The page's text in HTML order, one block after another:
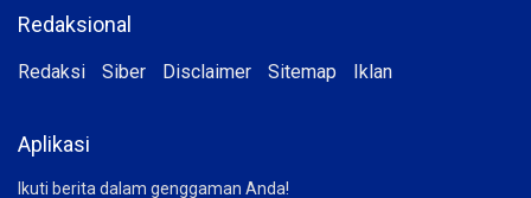
Redaksional
Redaksi Siber Disclaimer Sitemap Iklan
Aplikasi
Ikuti berita dalam genggaman Anda!